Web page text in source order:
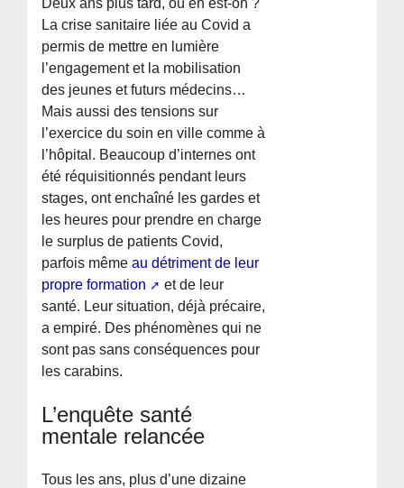
Deux ans plus tard, où en est-on ?
La crise sanitaire liée au Covid a
permis de mettre en lumière
l’engagement et la mobilisation
des jeunes et futurs médecins…
Mais aussi des tensions sur
l’exercice du soin en ville comme à
l’hôpital. Beaucoup d’internes ont
été réquisitionnés pendant leurs
stages, ont enchaîné les gardes et
les heures pour prendre en charge
le surplus de patients Covid,
parfois mêmeau détriment de leur
propre formation
et de leur
santé. Leur situation, déjà précaire,
a empiré. Des phénomènes qui ne
sont pas sans conséquences pour
les carabins.
L’enquête santé
mentale relancée
Tous les ans, plus d’une dizaine